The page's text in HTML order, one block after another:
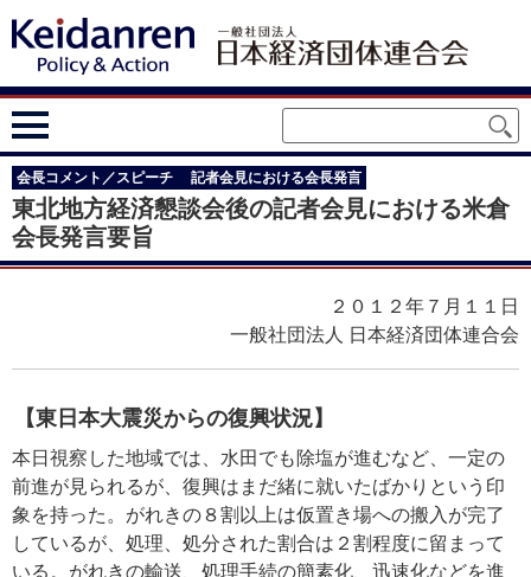
会長コメント／スピーチ 記者会見における会長発言
東北地方経済懇談会後の記者会見における米倉
会長発言要旨
２０１２年７月１１日
一般社団法人 日本経済団体連合会
【東日本大震災からの復興状況】
本日視察した地域では、水田でも除塩が進むなど、一定の
前進が見られるが、復興はまだ緒に就いたばかりという印
象を持った。がれきの８割以上は仮置き場への搬入が完了
しているが、処理、処分された割合は２割程度に留まって
いる。がれきの輸送、処理手続の簡素化、迅速化などを進